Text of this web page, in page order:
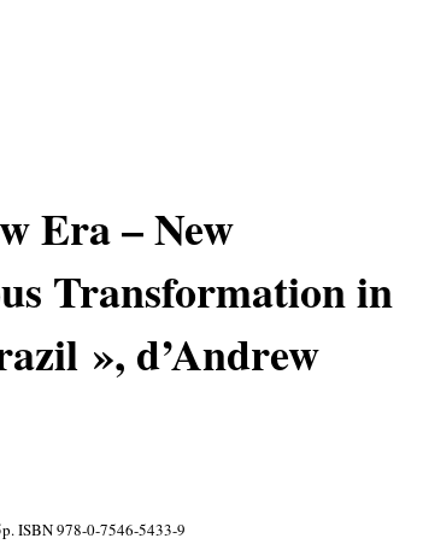
Era – New
Transformation in
», d’Andrew
ISBN 978-0-7546-5433-9